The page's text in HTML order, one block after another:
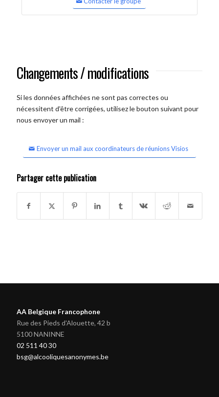
Changements / modifications
Si les données affichées ne sont pas correctes ou
nécessitent d'être corrigées, utilisez le bouton suivant pour
nous envoyer un mail :
Envoyer un mail aux coordinateurs de réunions Visios
Partager cette publication
AA Belgique Francophone
Rue des Pieds d'Alouette, 42 b
5100 NANINNE
02 511 40 30
bsg@alcooliquesanonymes.be